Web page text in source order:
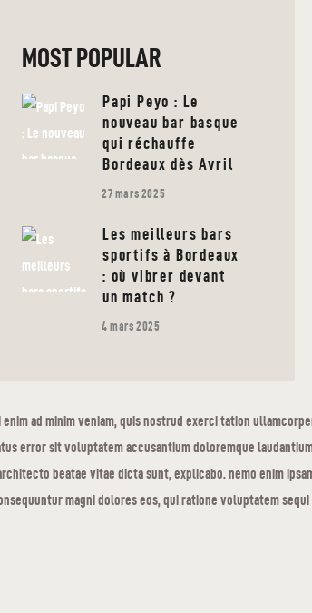
MOST POPULAR
Papi Peyo : Le
nouveau bar basque
qui réchauffe
Bordeaux dès Avril
27 mars 2025
Les meilleurs bars
sportifs à Bordeaux
: où vibrer devant
un match ?
4 mars 2025
enim ad minim veniam, quis nostrud exerci tation
error sit voluptatem accusantium doloremque
beatae vitae dicta sunt, explicabo. nemo enim
magni dolores eos, qui ratione voluptatem